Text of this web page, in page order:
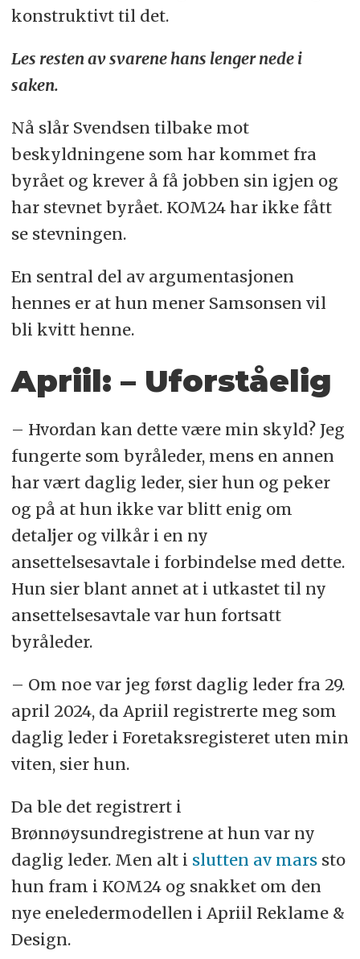
konstruktivt til det.
Les resten av svarene hans lenger nede i
saken.
Nå slår Svendsen tilbake mot
beskyldningene som har kommet fra
byrået og krever å få jobben sin igjen og
har stevnet byrået. KOM24 har ikke fått
se stevningen.
En sentral del av argumentasjonen
hennes er at hun mener Samsonsen vil
bli kvitt henne.
Apriil: – Uforståelig
– Hvordan kan dette være min skyld? Jeg
fungerte som byråleder, mens en annen
har vært daglig leder, sier hun og peker
og på at hun ikke var blitt enig om
detaljer og vilkår i en ny
ansettelsesavtale i forbindelse med dette.
Hun sier blant annet at i utkastet til ny
ansettelsesavtale var hun fortsatt
byråleder.
– Om noe var jeg først daglig leder fra 29.
april 2024, da Apriil registrerte meg som
daglig leder i Foretaksregisteret uten min
viten, sier hun.
Da ble det registrert i
Brønnøysundregistrene at hun var ny
daglig leder. Men alt i slutten av marssto
hun fram i KOM24 og snakket om den
nye eneledermodellen i Apriil Reklame &
Design.